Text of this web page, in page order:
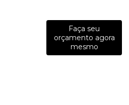
Faça seu
orçamento agora
mesmo